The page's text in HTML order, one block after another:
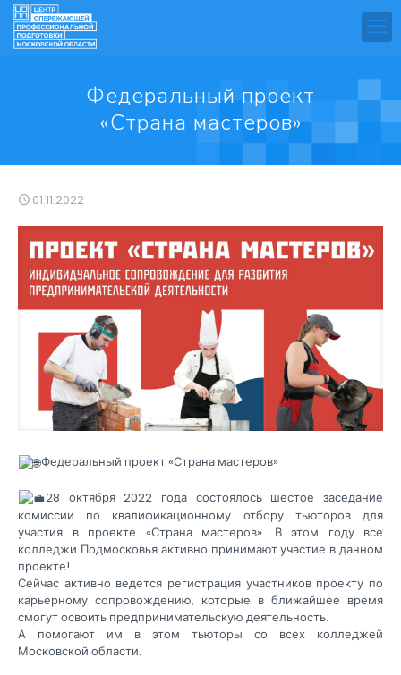
Федеральный проект
«Страна мастеров»
01.11.2022
Федеральный проект «Страна мастеров»
28 октября 2022 года состоялось шестое заседание
комиссии по квалификационному отбору тьюторов для
участия в проекте «Страна мастеров». В этом году все
колледжи Подмосковья активно принимают участие в данном
проекте!
Сейчас активно ведется регистрация участников проекту по
карьерному сопровождению, которые в ближайшее время
смогут освоить предпринимательскую деятельность.
А помогают им в этом тьюторы со всех колледжей
Московской области.